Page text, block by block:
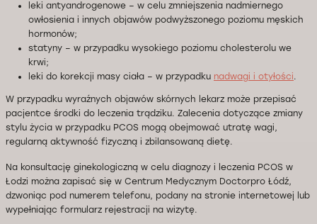
leki antyandrogenowe – w celu zmniejszenia nadmiernego
owłosienia i innych objawów podwyższonego poziomu męskich
hormonów;
statyny – w przypadku wysokiego poziomu cholesterolu we
krwi;
leki do korekcji masy ciała – w przypadku nadwagi i otyłości.
W przypadku wyraźnych objawów skórnych lekarz może przepisać
pacjentce środki do leczenia trądziku. Zalecenia dotyczące zmiany
stylu życia w przypadku PCOS mogą obejmować utratę wagi,
regularną aktywność fizyczną i zbilansowaną dietę.
Na konsultację ginekologiczną w celu diagnozy i leczenia PCOS w
Łodzi można zapisać się w Centrum Medycznym Doctorpro Łódź,
dzwoniąc pod numerem telefonu, podany na stronie internetowej lub
wypełniając formularz rejestracji na wizytę.